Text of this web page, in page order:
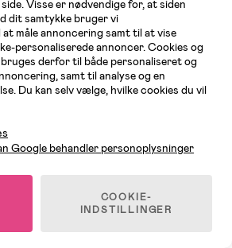
På lager
Visse er nødvendige for, at siden
dit samtykke bruger vi
måle annoncering samt til at vise
personaliserede annoncer. Cookies og
derfor til både personaliseret og
samt til analyse og en
Du kan selv vælge, hvilke cookies du vil
Google behandler personoplysninger
COOKIE-
INDSTILLINGER